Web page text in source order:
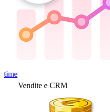
time
Vendite e CRM